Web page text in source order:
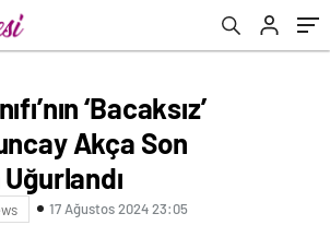
‘Bacaksız’
Akça Son
17 Ağustos 2024 23:05